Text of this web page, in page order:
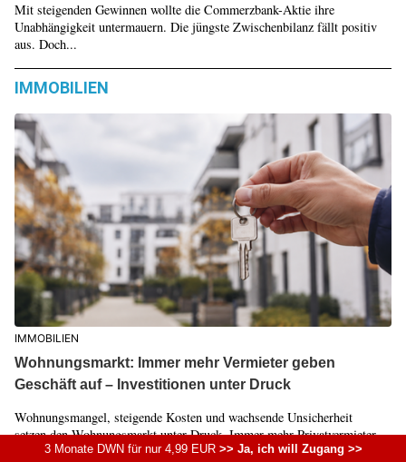
Mit steigenden Gewinnen wollte die Commerzbank-Aktie ihre
Unabhängigkeit untermauern. Die jüngste Zwischenbilanz fällt positiv
aus. Doch...
IMMOBILIEN
IMMOBILIEN
Wohnungsmarkt: Immer mehr Vermieter geben
Geschäft auf – Investitionen unter Druck
Wohnungsmangel, steigende Kosten und wachsende Unsicherheit
setzen den Wohnungsmarkt unter Druck. Immer mehr Privatvermieter
3 Monate DWN für nur 4,99 EUR>> Ja, ich will Zugang >>